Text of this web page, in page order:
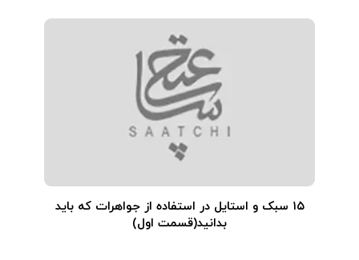
۱۵ سبک و استایل در استفاده از جواهرات که باید
بدانید(قسمت اول)